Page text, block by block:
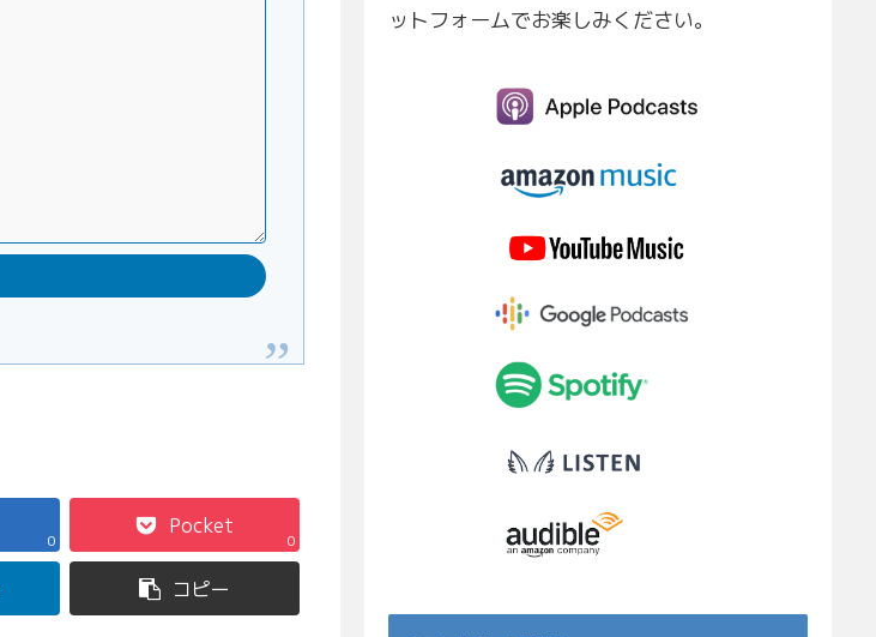
0
Pocket
0
コピー
ットフォームでお楽しみください。